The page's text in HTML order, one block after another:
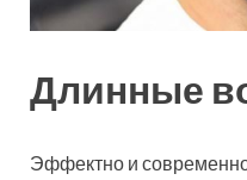
Длинные
Эффектно и